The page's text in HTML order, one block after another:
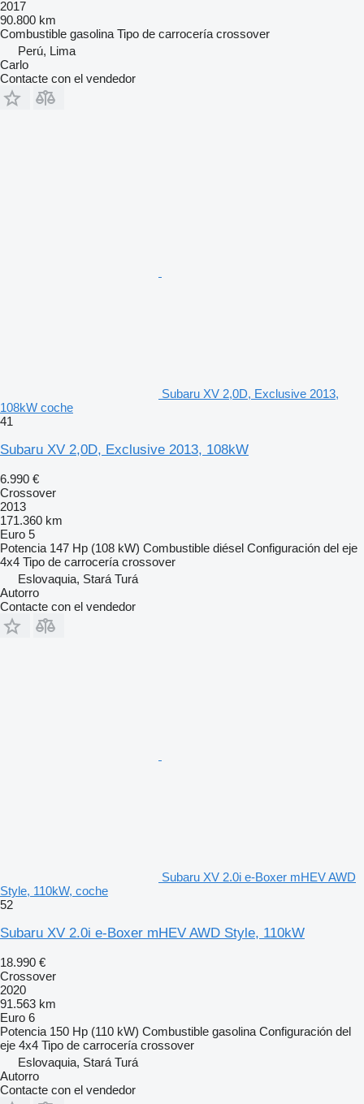
2017
90.800 km
Combustible gasolina Tipo de carrocería crossover
Perú, Lima
Carlo
Contacte con el vendedor
Subaru XV 2,0D, Exclusive 2013,
108kW coche
41
Subaru XV 2,0D, Exclusive 2013, 108kW
6.990 €
Crossover
2013
171.360 km
Euro 5
Potencia 147 Hp (108 kW) Combustible diésel Configuración del eje
4x4 Tipo de carrocería crossover
Eslovaquia, Stará Turá
Autorro
Contacte con el vendedor
Subaru XV 2.0i e-Boxer mHEV AWD
Style, 110kW, coche
52
Subaru XV 2.0i e-Boxer mHEV AWD Style, 110kW
18.990 €
Crossover
2020
91.563 km
Euro 6
Potencia 150 Hp (110 kW) Combustible gasolina Configuración del
eje 4x4 Tipo de carrocería crossover
Eslovaquia, Stará Turá
Autorro
Contacte con el vendedor